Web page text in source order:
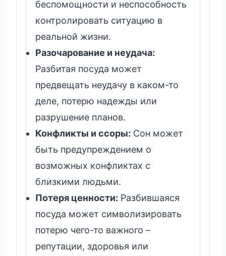
беспомощности и неспособность
контролировать ситуацию в
реальной жизни.
Разочарование и неудача:
Разбитая посуда может
предвещать неудачу в каком-то
деле, потерю надежды или
разрушение планов.
Конфликты и ссоры: Сон может
быть предупреждением о
возможных конфликтах с
близкими людьми.
Потеря ценности: Разбившаяся
посуда может символизировать
потерю чего-то важного –
репутации, здоровья или